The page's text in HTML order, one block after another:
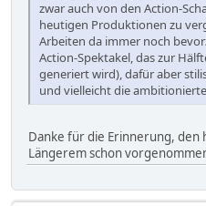
zwar auch von den Action-
heutigen Produktionen zu
Arbeiten da immer noch
Action-Spektakel, das zur
generiert wird), dafür aber
und vielleicht die
Danke für die Erinnerung, den
Längerem schon